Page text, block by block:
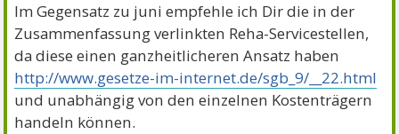
Im Gegensatz zu juni empfehle ich Dir die in der
Zusammenfassung verlinkten Reha-Servicestellen,
da diese einen ganzheitlicheren Ansatz haben
http://www.gesetze-im-internet.de/sgb_9/__22.html
und unabhängig von den einzelnen Kostenträgern
handeln können.